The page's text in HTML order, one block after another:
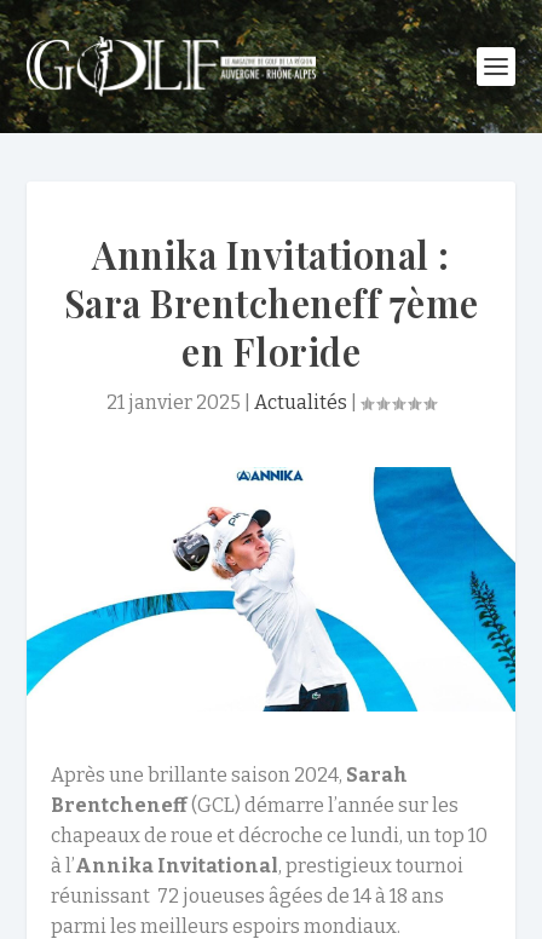
Annika Invitational :
Sara Brentcheneff 7ème
en Floride
21 janvier 2025 Actualités
Après une brillante saison 2024, Sarah
Brentcheneff(GCL) démarre l’année sur les
chapeaux de roue et décroche ce lundi, un top 10
à l’Annika Invitational, prestigieux tournoi
réunissant 72 joueuses âgées de 14 à 18 ans
parmi les meilleurs espoirs mondiaux.